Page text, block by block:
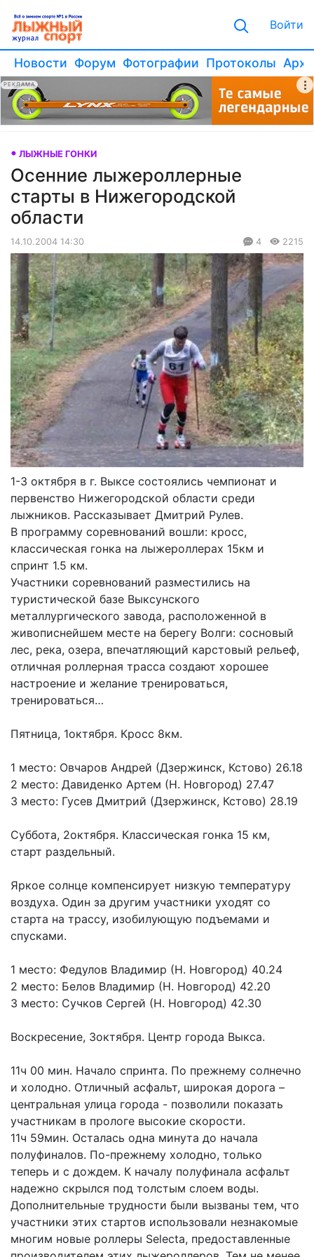
Войти
Новости Форум Фотографии Протоколы
РЕКЛАМА
ЛЫЖНЫЕ ГОНКИ
Осенние лыжероллерные
старты в Нижегородской
области
14.10.2004 14:30 4 2215
1-3 октября в г. Выксе состоялись чемпионат и
первенство Нижегородской области среди
лыжников. Рассказывает Дмитрий Рулев.
В программу соревнований вошли: кросс,
классическая гонка на лыжероллерах 15км и
спринт 1.5 км.
Участники соревнований разместились на
туристической базе Выксунского
металлургического завода, расположенной в
живописнейшем месте на берегу Волги: сосновый
лес, река, озера, впечатляющий карстовый рельеф,
отличная роллерная трасса создают хорошее
настроение и желание тренироваться,
тренироваться…
Пятница, 1октября. Кросс 8км.
1 место: Овчаров Андрей (Дзержинск, Кстово) 26.18
2 место: Давиденко Артем (Н. Новгород) 27.47
3 место: Гусев Дмитрий (Дзержинск, Кстово) 28.19
Суббота, 2октября. Классическая гонка 15 км,
старт раздельный.
Яркое солнце компенсирует низкую температуру
воздуха. Один за другим участники уходят со
старта на трассу, изобилующую подъемами и
спусками.
1 место: Федулов Владимир (Н. Новгород) 40.24
2 место: Белов Владимир (Н. Новгород) 42.20
3 место: Сучков Сергей (Н. Новгород) 42.30
Воскресение, 3октября. Центр города Выкса.
11ч 00 мин. Начало спринта. По прежнему солнечно
и холодно. Отличный асфальт, широкая дорога –
центральная улица города - позволили показать
участникам в прологе высокие скорости.
11ч 59мин. Осталась одна минута до начала
полуфиналов. По-прежнему холодно, только
теперь и с дождем. К началу полуфинала асфальт
надежно скрылся под толстым слоем воды.
Дополнительные трудности были вызваны тем, что
участники этих стартов использовали незнакомые
многим новые роллеры Selecta, предоставленные